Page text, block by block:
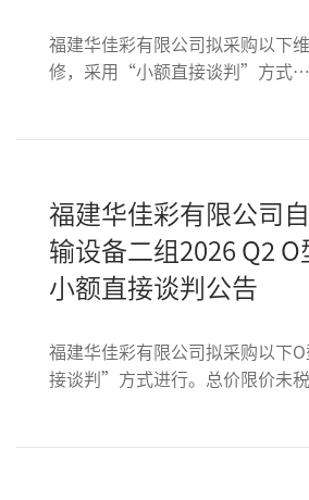
福建华佳彩有限公司拟采购以下维
修，采用“小额直接谈判”方式进
福建华佳彩有限公司
输设备二组2026 Q2
小额直接谈判公告
福建华佳彩有限公司拟采购以下
接谈判”方式进行。总价限价未税